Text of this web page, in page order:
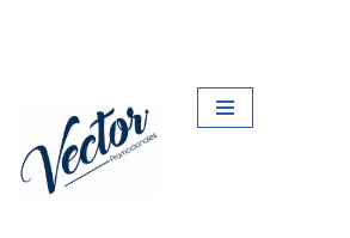
contenido